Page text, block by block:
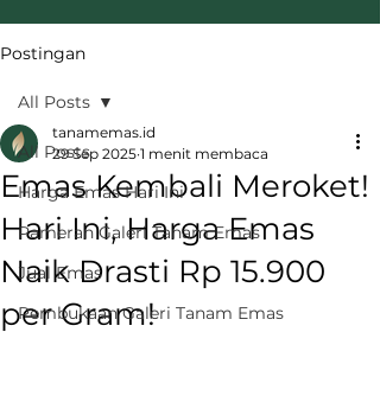
Postingan
All Posts
Harga Emas Hari Ini
Pameran Galeri Tanam Emas
Jual Emas
Pembukaan Galeri Tanam Emas
All Posts
Emas Kembali Meroket!
Hari Ini, Harga Emas
Naik Drasti Rp 15.900
per Gram!
tanamemas.id
29 Sep 2025 1 menit membaca